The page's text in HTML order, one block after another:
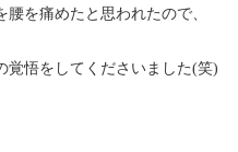
腰を痛めたと思われたので、
覚悟をしてくださいました(笑)